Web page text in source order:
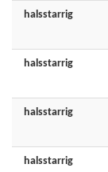
halsstarrig
halsstarrig
halsstarrig
halsstarrig